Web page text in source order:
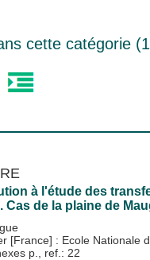
cette catégorie (
à l'étude des
Cas de la plaine de
[France] : Ecole Nationale
p., ref.: 22